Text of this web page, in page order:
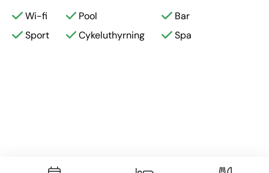
Wi-fi
Pool
Bar
Sport
Cykeluthyrning Spa